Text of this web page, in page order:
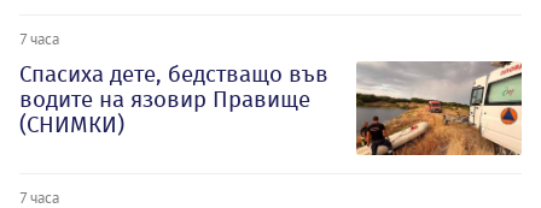
7 часа
Спасиха дете, бедстващо във
водите на язовир Правище
(СНИМКИ)
7 часа